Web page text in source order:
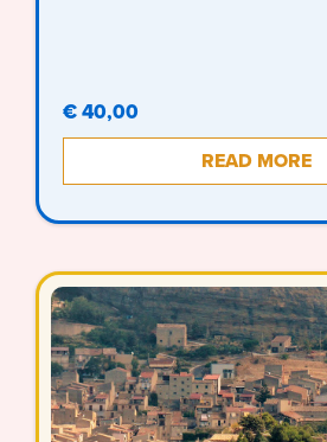
€ 40,00
READ MORE